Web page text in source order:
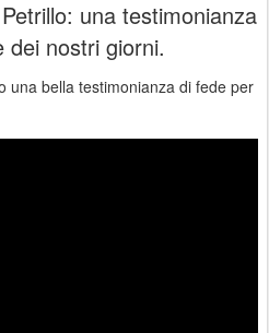
una testimonianza
dei nostri giorni.
una bella testimonianza di fede per